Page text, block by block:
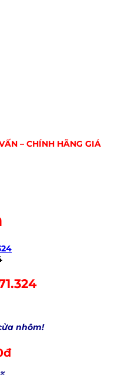
– CHÍNH HÃNG GIÁ
nhôm!